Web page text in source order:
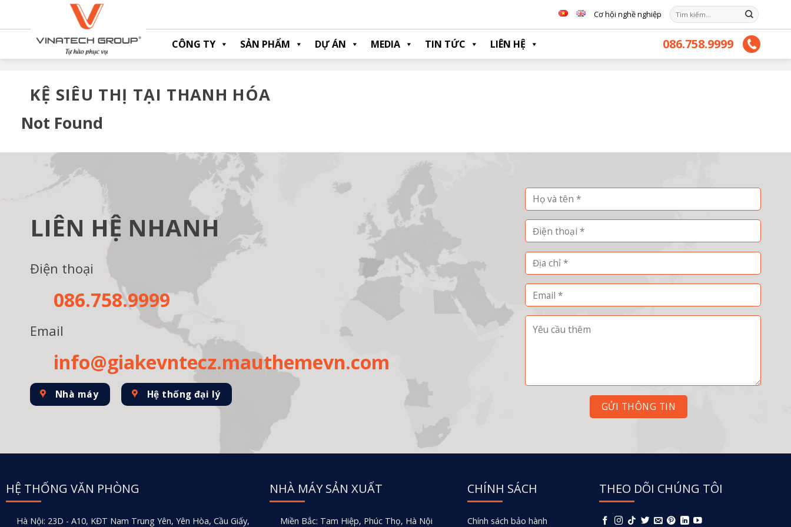
Cơ hội nghề nghiệp
Tìm
kiếm:
CÔNG TY SẢN PHẨM DỰ ÁN MEDIA TIN TỨC LIÊN HỆ 086.758.9999
KỆ SIÊU THỊ TẠI THANH HÓA
Not Found
LIÊN HỆ NHANH
Điện thoại
086.758.9999
Email
info@giakevntecz.mauthemevn.com
Nhà máy Hệ thống đại lý
HỆ THỐNG VĂN PHÒNG
Hà Nội: 23D - A10, KĐT Nam Trung Yên, Yên Hòa, Cầu Giấy,
NHÀ MÁY SẢN XUẤT
Miền Bắc: Tam Hiệp, Phúc Thọ, Hà Nội
CHÍNH SÁCH
Chính sách bảo hành
THEO DÕI CHÚNG TÔI